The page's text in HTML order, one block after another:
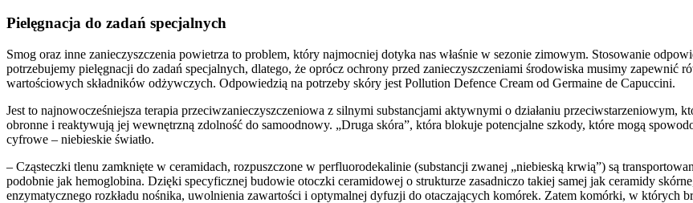
Pielęgnacja do zadań specjalnych
Smog oraz inne zanieczyszczenia powietrza to problem, który najmocniej dotyka nas właśnie w sezonie zimowym. Stosowanie
potrzebujemy pielęgnacji do zadań specjalnych, dlatego, że oprócz ochrony przed zanieczyszczeniami środowiska musimy zapewnić
wartościowych składników odżywczych. Odpowiedzią na potrzeby skóry jest Pollution Defence Cream od Germaine de Capuccini.
Jest to najnowocześniejsza terapia przeciwzanieczyszczeniowa z silnymi substancjami aktywnymi o działaniu przeciwstarzeniowym,
obronne i reaktywują jej wewnętrzną zdolność do samoodnowy. „Druga skóra”, która blokuje potencjalne szkody, które mogą
cyfrowe – niebieskie światło.
– Cząsteczki tlenu zamknięte w ceramidach, rozpuszczone w perfluorodekalinie (substancji zwanej „niebieską krwią”) są
podobnie jak hemoglobina. Dzięki specyficznej budowie otoczki ceramidowej o strukturze zasadniczo takiej samej jak ceramidy
enzymatycznego rozkładu nośnika, uwolnienia zawartości i optymalnej dyfuzji do otaczających komórek. Zatem komórki, w których